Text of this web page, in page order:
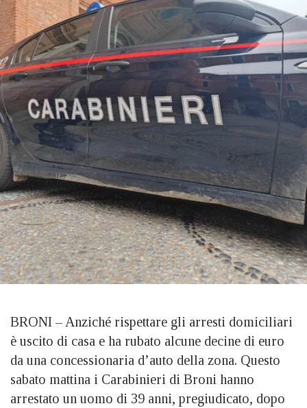
BRONI – Anziché rispettare gli arresti domiciliari
è uscito di casa e ha rubato alcune decine di euro
da una concessionaria d’auto della zona. Questo
sabato mattina i Carabinieri di Broni hanno
arrestato un uomo di 39 anni, pregiudicato, dopo